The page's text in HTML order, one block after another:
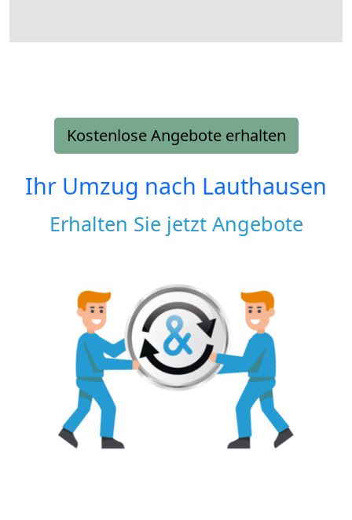
Kostenlose Angebote erhalten
Ihr Umzug nach Lauthausen
Erhalten Sie jetzt Angebote